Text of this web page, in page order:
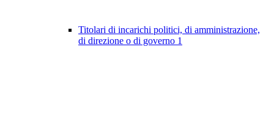
Titolari di incarichi politici, di amministrazione,
di direzione o di governo 1